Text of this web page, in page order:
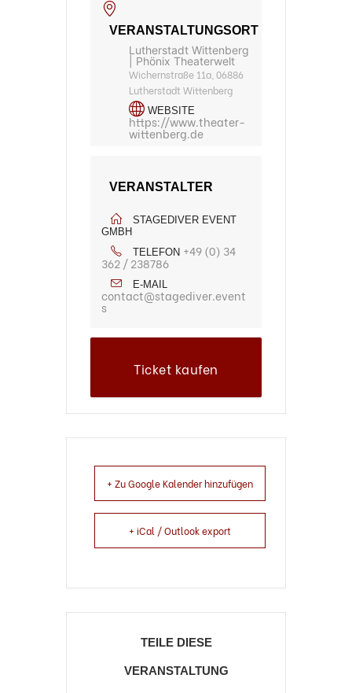
VERANSTALTUNGSORT
Lutherstadt Wittenberg
| Phönix Theaterwelt
Wichernstraße 11a, 06886
Lutherstadt Wittenberg
WEBSITE
https://www.theater-
wittenberg.de
VERANSTALTER
STAGEDIVER EVENT
GMBH
TELEFON +49 (0) 34
362 / 238786
E-MAIL
contact@stagediver.event
s
Ticket kaufen
+ Zu Google Kalender hinzufügen
+ iCal / Outlook export
TEILE DIESE
VERANSTALTUNG